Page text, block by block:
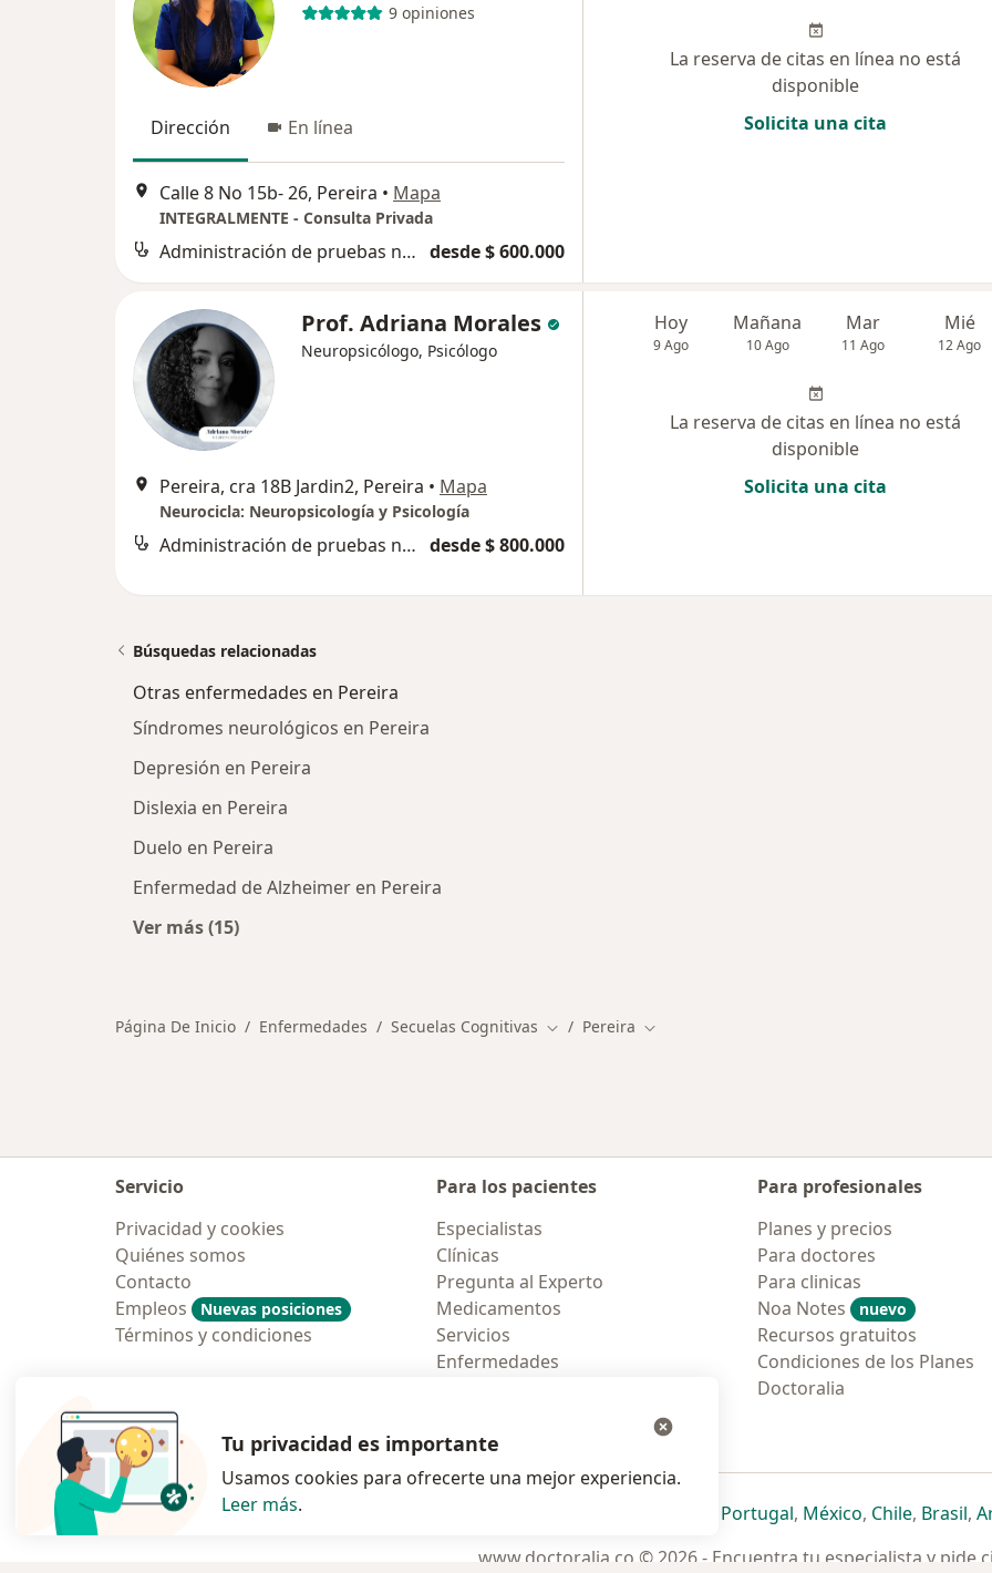
9 opiniones
Dirección En línea
Calle 8 No 15b- 26, Pereira • Mapa
INTEGRALMENTE - Consulta Privada
Administración de pruebas neuropsicológicas desde $ 600.000
La reserva de citas en línea no está
disponible
Solicita una cita
Prof. Adriana Morales
Neuropsicólogo, Psicólogo
Pereira, cra 18B Jardin2, Pereira • Mapa
Neurocicla: Neuropsicología y Psicología
Administración de pruebas neuropsicológicas desde $ 800.000
Hoy
9 Ago
Mañana
10 Ago
Mar
11 Ago
Mié
12 Ago
La reserva de citas en línea no está
disponible
Solicita una cita
Búsquedas relacionadas
Otras enfermedades en Pereira
Síndromes neurológicos en Pereira
Depresión en Pereira
Dislexia en Pereira
Duelo en Pereira
Enfermedad de Alzheimer en Pereira
Ver más (15)
Página De Inicio Enfermedades Secuelas Cognitivas Cambiar de ciudad
Pereira Cambiar de ciudad
Servicio
Privacidad y cookies
Quiénes somos
Contacto
Empleos
Nuevas posiciones
Términos y condiciones
Para los pacientes
Especialistas
Clínicas
Pregunta al Experto
Medicamentos
Servicios
Enfermedades
Para profesionales
Planes y precios
Para doctores
Para clinicas
Noa Notes
nuevo
Recursos gratuitos
Condiciones de los Planes
Doctoralia
Polska se abre en una nueva pestaña
se abre en una nueva pestaña
se abre en una nueva pestaña
se abre en una nueva pestaña
Portugalse abre en una nueva
, Méxicose abre en una
, Chilese abre
, Brasilse
,
www.doctoralia.co © 2026 - Encuentra tu especialista y pide
Tu privacidad es importante
Usamos cookies para ofrecerte una mejor experiencia.
Leer más.